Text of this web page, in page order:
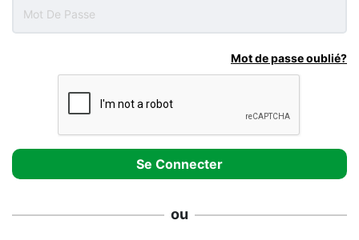
Mot de passe oublié?
ou